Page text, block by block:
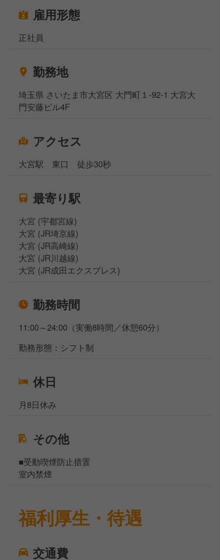
雇用形態
正社員
勤務地
埼玉県 さいたま市大宮区 大門町１-92-1 大宮大
門安藤ビル4F
アクセス
大宮駅 東口 徒歩30秒
最寄り駅
大宮 (宇都宮線)
大宮 (JR埼京線)
大宮 (JR高崎線)
大宮 (JR川越線)
大宮 (JR成田エクスプレス)
勤務時間
11:00～24:00（実働8時間／休憩60分）
勤務形態：シフト制
休日
月8日休み
その他
■受動喫煙防止措置
室内禁煙
福利厚生・待遇
交通費